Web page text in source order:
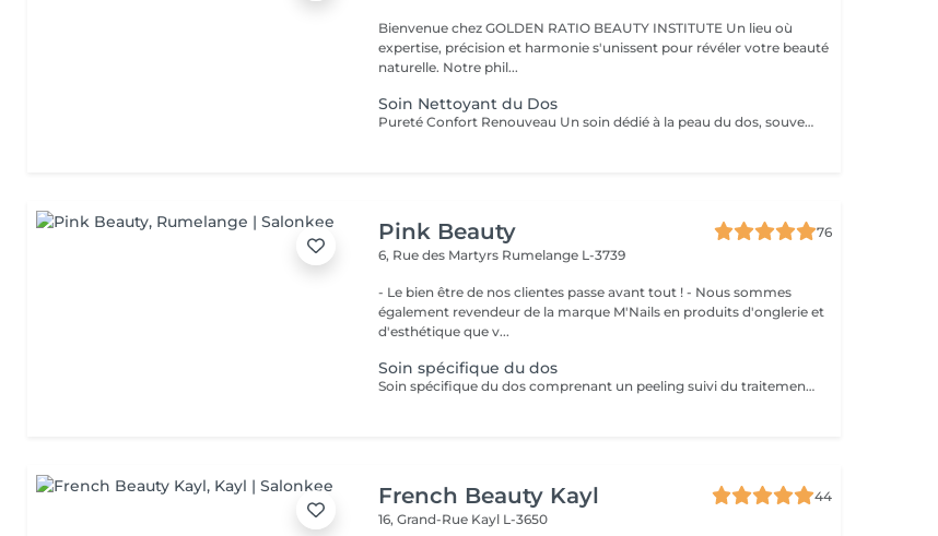
Bienvenue chez GOLDEN RATIO BEAUTY INSTITUTE Un lieu où
expertise, précision et harmonie s'unissent pour révéler votre beauté
naturelle. Notre phil...
Soin Nettoyant du Dos
Pureté Confort Renouveau Un soin dédié à la peau du dos, souvent sujette aux impuretés et irritations. Ce protocole associe un nettoyage en profondeur et une exfoliation douce pour désincruster les pores, éliminer les cellules mortes et apaiser la peau. Idéal pour purifier, lisser et revitaliser cette zone souvent exposée aux agressions extérieures. Résultat : une peau nette, douce, apaisée et rafraîchie.
Pink Beauty
76
6, Rue des Martyrs Rumelange L-3739
- Le bien être de nos clientes passe avant tout ! - Nous sommes
également revendeur de la marque M'Nails en produits d'onglerie et
d'esthétique que v...
Soin spécifique du dos
Soin spécifique du dos comprenant un peeling suivi du traitement des points noirs.
French Beauty Kayl
44
16, Grand-Rue Kayl L-3650